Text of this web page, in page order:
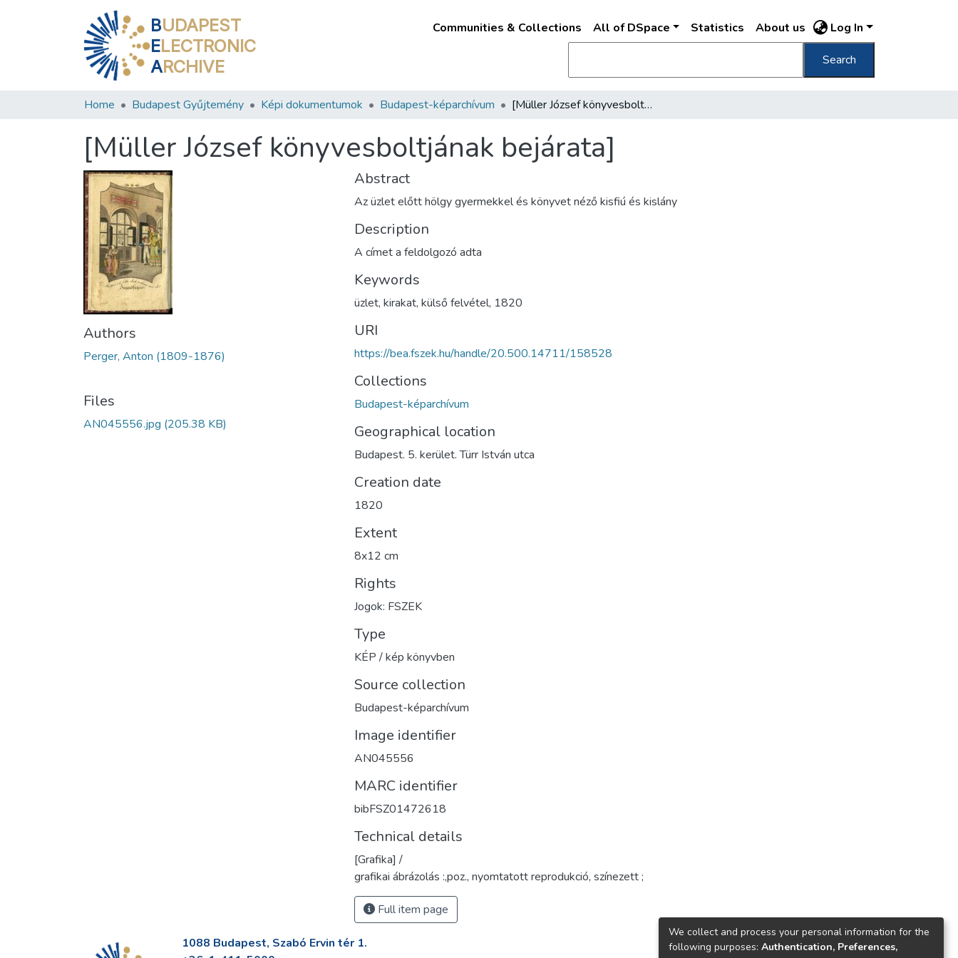
BUDAPEST
ELECTRONIC
ARCHIVE
Communities & Collections All of DSpace Statistics About us Log In
Search
Home Budapest Gyűjtemény Képi dokumentumok Budapest-képarchívum [Müller József könyvesboltjának bejárata]
[Müller József könyvesboltjának bejárata]
Authors
Perger, Anton (1809-1876)
Files
AN045556.jpg (205.38 KB)
Abstract
Az üzlet előtt hölgy gyermekkel és könyvet néző kisfiú és kislány
Description
A címet a feldolgozó adta
Keywords
üzlet, kirakat, külső felvétel, 1820
URI
https://bea.fszek.hu/handle/20.500.14711/158528
Collections
Budapest-képarchívum
Geographical location
Budapest. 5. kerület. Türr István utca
Creation date
1820
Extent
8x12 cm
Rights
Jogok: FSZEK
Type
KÉP / kép könyvben
Source collection
Budapest-képarchívum
Image identifier
AN045556
MARC identifier
bibFSZ01472618
Technical details
[Grafika] /
grafikai ábrázolás :,poz., nyomtatott reprodukció, színezett ;
Full item page
1088 Budapest, Szabó Ervin tér 1.
We collect and process your personal information for the
following purposes: Authentication, Preferences,